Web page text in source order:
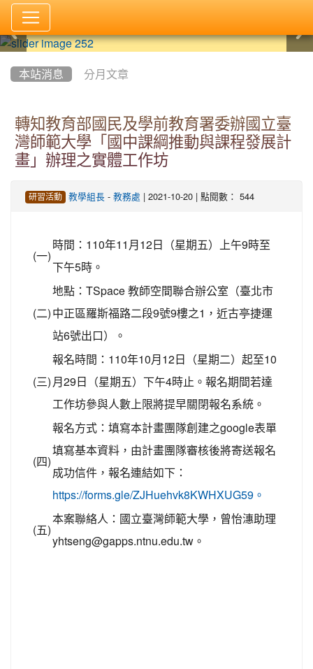
本站消息 分月文章
轉知教育部國民及學前教育署委辦國立臺
灣師範大學「國中課綱推動與課程發展計
畫」辦理之實體工作坊
研習活動 教學組長- 教務處 | 2021-10-20 | 點閱數： 544
(一)
時間：110年11月12日（星期五）上午9時至
下午5時。
(二)
地點：TSpace 教師空間聯合辦公室（臺北市
中正區羅斯福路二段9號9樓之1，近古亭捷運
站6號出口）。
(三)
報名時間：110年10月12日（星期二）起至10
月29日（星期五）下午4時止。報名期間若達
工作坊參與人數上限將提早關閉報名系統。
(四)
報名方式：填寫本計畫團隊創建之google表單
填寫基本資料，由計畫團隊審核後將寄送報名
成功信件，報名連結如下：
https://forms.gle/ZJHuehvk8KWHXUG59。
(五)
本案聯絡人：國立臺灣師範大學，曾怡潓助理
yhtseng@gapps.ntnu.edu.tw。